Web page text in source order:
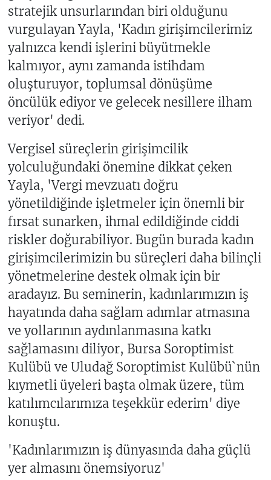
stratejik unsurlarından biri olduğunu
vurgulayan Yayla, 'Kadın girişimcilerimiz
yalnızca kendi işlerini büyütmekle
kalmıyor, aynı zamanda istihdam
oluşturuyor, toplumsal dönüşüme
öncülük ediyor ve gelecek nesillere ilham
veriyor' dedi.
Vergisel süreçlerin girişimcilik
yolculuğundaki önemine dikkat çeken
Yayla, 'Vergi mevzuatı doğru
yönetildiğinde işletmeler için önemli bir
fırsat sunarken, ihmal edildiğinde ciddi
riskler doğurabiliyor. Bugün burada kadın
girişimcilerimizin bu süreçleri daha bilinçli
yönetmelerine destek olmak için bir
aradayız. Bu seminerin, kadınlarımızın iş
hayatında daha sağlam adımlar atmasına
ve yollarının aydınlanmasına katkı
sağlamasını diliyor, Bursa Soroptimist
Kulübü ve Uludağ Soroptimist Kulübü`nün
kıymetli üyeleri başta olmak üzere, tüm
katılımcılarımıza teşekkür ederim' diye
konuştu.
'Kadınlarımızın iş dünyasında daha güçlü
yer almasını önemsiyoruz'